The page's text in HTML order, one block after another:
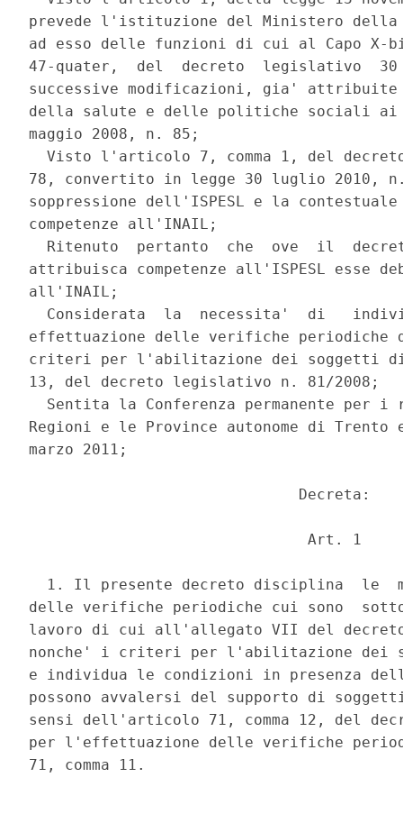
prevede l'istituzione del Ministero
ad esso delle funzioni di cui al Capo
47-quater,  del  decreto  legislativo
successive modificazioni, gia'
della salute e delle politiche sociali ai
maggio 2008, n. 85;
Visto l'articolo 7, comma 1, del
78, convertito in legge 30 luglio 2010,
soppressione dell'ISPESL e la
competenze all'INAIL;
Ritenuto  pertanto  che  ove  il
attribuisca competenze all'ISPESL esse
all'INAIL;
Considerata  la  necessita'  di
effettuazione delle verifiche
criteri per l'abilitazione dei soggetti di
13, del decreto legislativo n. 81/2008;
Sentita la Conferenza permanente per i
Regioni e le Province autonome di
marzo 2011;
                              Decreta:
                               Art. 1
1. Il presente decreto disciplina  le
delle verifiche periodiche cui sono
lavoro di cui all'allegato VII del
nonche' i criteri per l'abilitazione dei
e individua le condizioni in presenza
possono avvalersi del supporto di
sensi dell'articolo 71, comma 12, del
per l'effettuazione delle verifiche